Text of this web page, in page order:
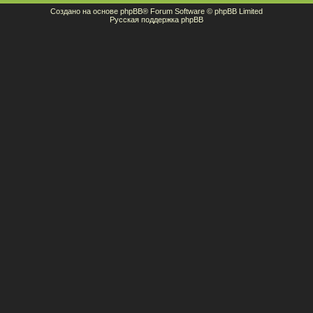
Создано на основе phpBB® Forum Software © phpBB Limited
Русская поддержка phpBB